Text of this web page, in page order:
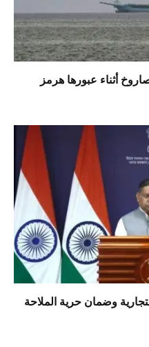
أثناء عبورها هرمز
وضمان حرية الملاحة